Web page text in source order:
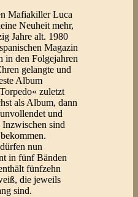
Mafiakiller Luca
Neuheit mehr,
Jahre alt. 1980
Magazin
in den Folgejahren
gelangte und
Album
zuletzt
als Album, dann
und
Inzwischen sind
nun
in fünf Bänden
fünfzehn
die jeweils
sind.